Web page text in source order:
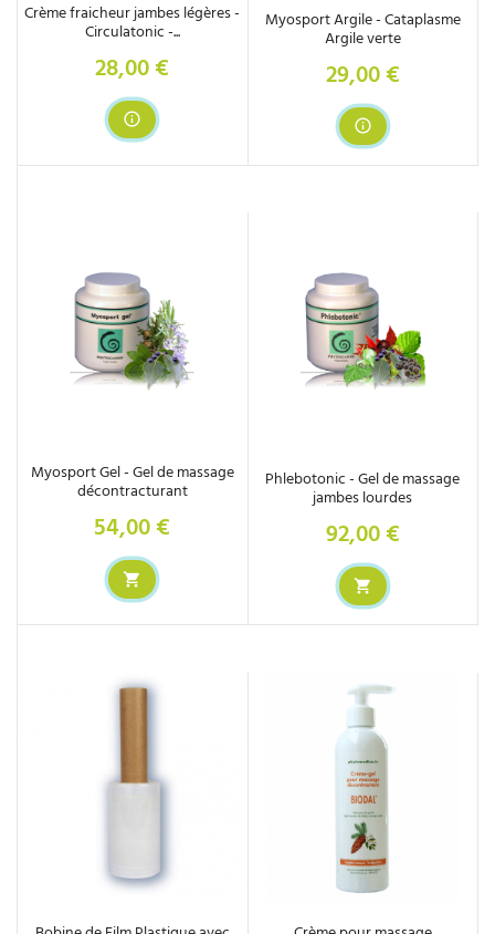
Crème fraicheur jambes légères -
Circulatonic -...
Prix
28,00 €
Myosport Argile - Cataplasme
Argile verte
Prix
29,00 €
Myosport Gel - Gel de massage
décontracturant
Prix
54,00 €
Phlebotonic - Gel de massage
jambes lourdes
Prix
92,00 €